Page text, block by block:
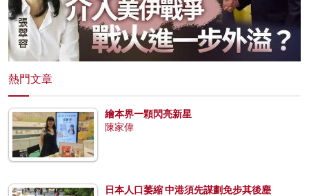
熱門文章
繪本界一顆閃亮新星
陳家偉
日本人口萎縮 中港須先謀劃免步其後塵